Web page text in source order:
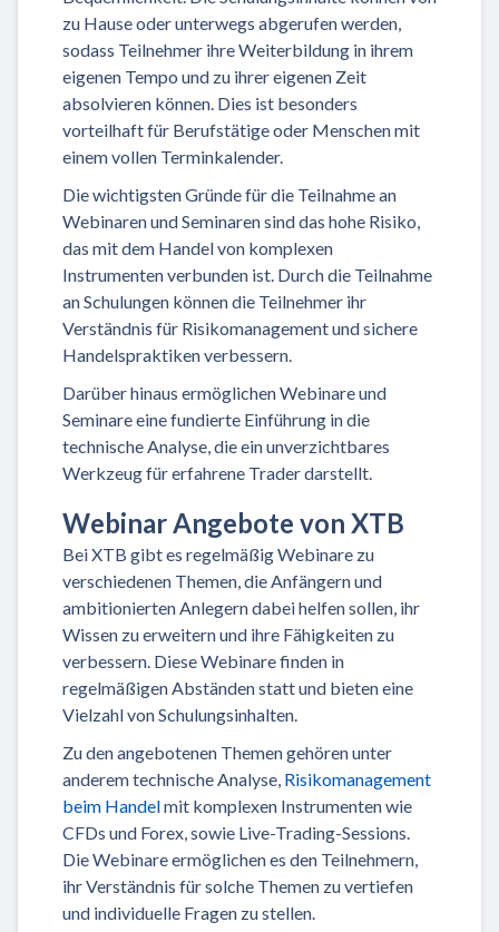
zu Hause oder unterwegs abgerufen werden,
sodass Teilnehmer ihre Weiterbildung in ihrem
eigenen Tempo und zu ihrer eigenen Zeit
absolvieren können. Dies ist besonders
vorteilhaft für Berufstätige oder Menschen mit
einem vollen Terminkalender.
Die wichtigsten Gründe für die Teilnahme an
Webinaren und Seminaren sind das hohe Risiko,
das mit dem Handel von komplexen
Instrumenten verbunden ist. Durch die Teilnahme
an Schulungen können die Teilnehmer ihr
Verständnis für Risikomanagement und sichere
Handelspraktiken verbessern.
Darüber hinaus ermöglichen Webinare und
Seminare eine fundierte Einführung in die
technische Analyse, die ein unverzichtbares
Werkzeug für erfahrene Trader darstellt.
Webinar Angebote von XTB
Bei XTB gibt es regelmäßig Webinare zu
verschiedenen Themen, die Anfängern und
ambitionierten Anlegern dabei helfen sollen, ihr
Wissen zu erweitern und ihre Fähigkeiten zu
verbessern. Diese Webinare finden in
regelmäßigen Abständen statt und bieten eine
Vielzahl von Schulungsinhalten.
Zu den angebotenen Themen gehören unter
anderem technische Analyse, Risikomanagement
beim Handelmit komplexen Instrumenten wie
CFDs und Forex, sowie Live-Trading-Sessions.
Die Webinare ermöglichen es den Teilnehmern,
ihr Verständnis für solche Themen zu vertiefen
und individuelle Fragen zu stellen.